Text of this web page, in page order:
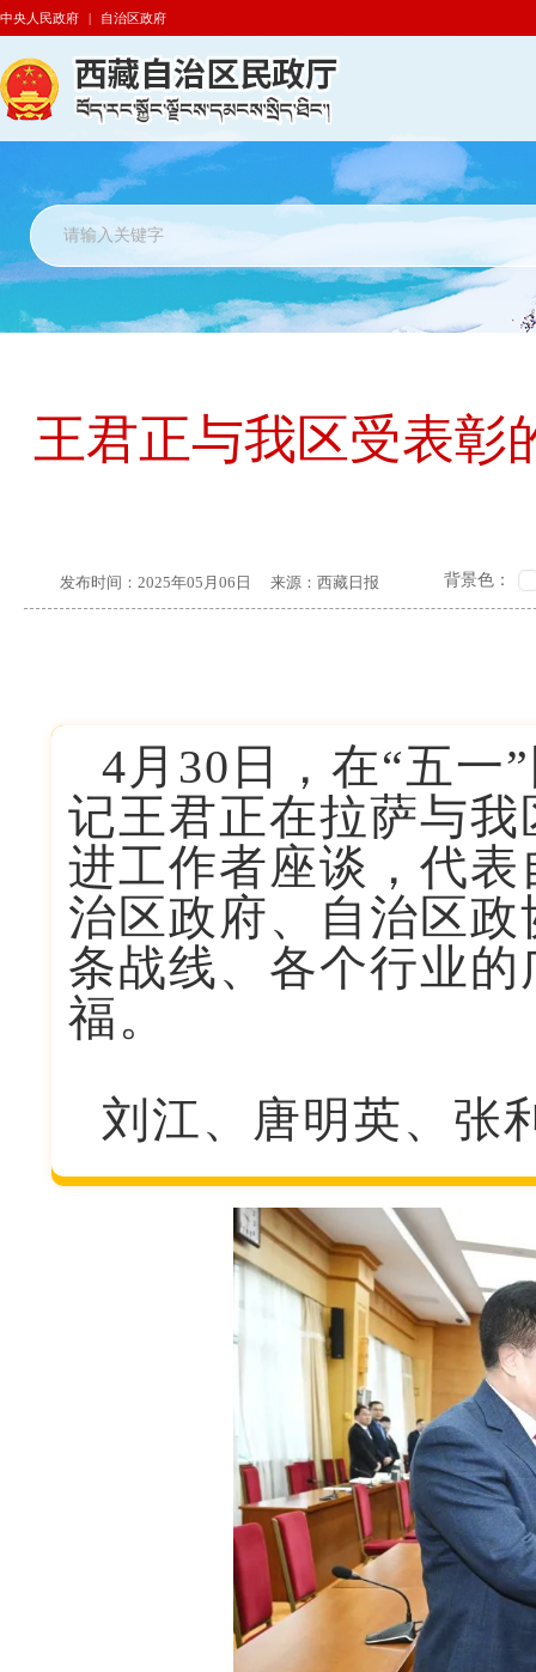
中央人民政府 | 自治区政府
王君正与我区受表彰
发布时间： 2025年05月06日 来源： 西藏日报 背景色：
4月30日，在“五一
记王君正在拉萨与
进工作者座谈，代
治区政府、自治区
条战线、各个行业
福。
刘江、唐明英、张